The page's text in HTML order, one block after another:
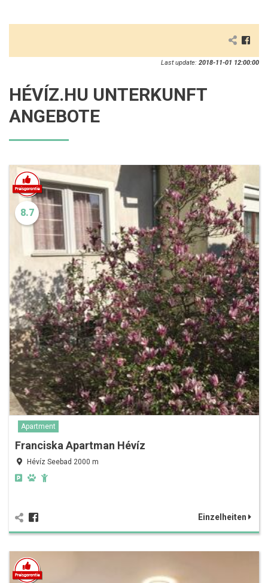
Last update: 2018-11-01 12:00:00
HÉVÍZ.HU UNTERKUNFT
ANGEBOTE
8.7
Apartment
Franciska Apartman Hévíz
Hévíz Seebad 2000 m
Einzelheiten